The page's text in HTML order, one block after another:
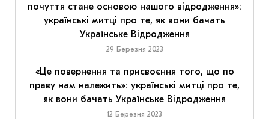
почуття стане основою нашого відродження»:
українські митці про те, як вони бачать
Українське Відродження
29 Березня 2023
«Це повернення та присвоєння того, що по
праву нам належить»: українські митці про те,
як вони бачать Українське Відродження
12 Березня 2023